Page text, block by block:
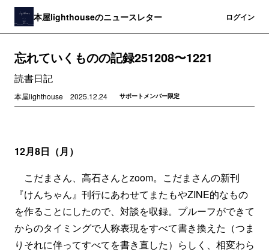
本屋lighthouseのニュースレター ログイン
忘れていくものの記録251208〜1221
読書日記
本屋lighthouse 2025.12.24 サポートメンバー限定
12月8日（月）
こだまさん、高石さんとzoom。こだまさんの新刊
『けんちゃん』刊行にあわせてまたもやZINE的なもの
を作ることにしたので、対談を収録。プルーフができて
からのタイミングで人称表現をすべて書き換えた（つま
りそれに伴ってすべてを書き直した）らしく、相変わら